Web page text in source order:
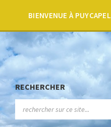
BIENVENUE À PUYCAPEL
RECHERCHER